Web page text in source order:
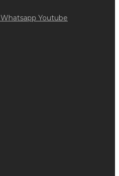
Whatsapp Youtube